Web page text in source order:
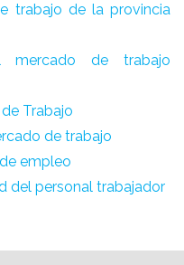
trabajo de la provincia
mercado de trabajo
Trabajo
de trabajo
empleo
del personal trabajador